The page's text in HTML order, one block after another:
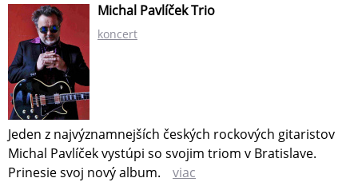
Michal Pavlíček Trio
koncert
Jeden z najvýznamnejších českých rockových gitaristov
Michal Pavlíček vystúpi so svojim triom v Bratislave.
Prinesie svoj nový album.
viac